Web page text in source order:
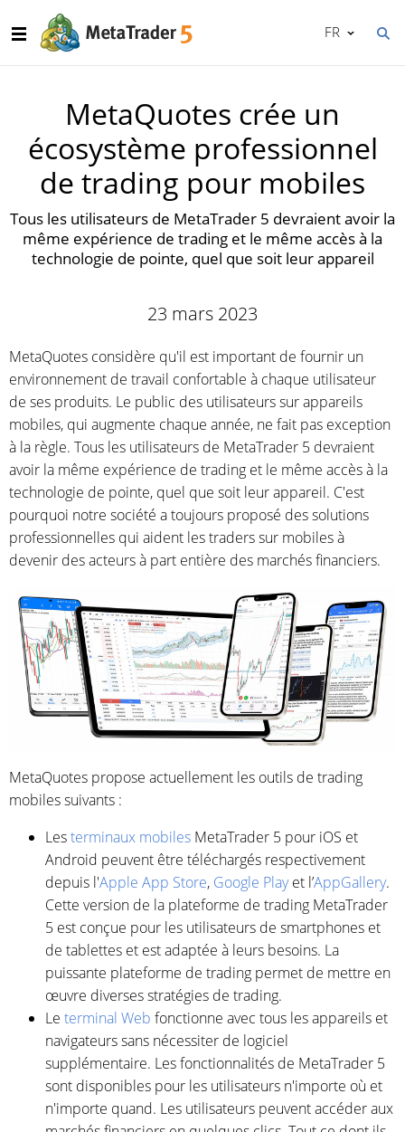
FR
MetaQuotes crée un
écosystème professionnel
de trading pour mobiles
Tous les utilisateurs de MetaTrader 5 devraient avoir la
même expérience de trading et le même accès à la
technologie de pointe, quel que soit leur appareil
23 mars 2023
MetaQuotes considère qu'il est important de fournir un
environnement de travail confortable à chaque utilisateur
de ses produits. Le public des utilisateurs sur appareils
mobiles, qui augmente chaque année, ne fait pas exception
à la règle. Tous les utilisateurs de MetaTrader 5 devraient
avoir la même expérience de trading et le même accès à la
technologie de pointe, quel que soit leur appareil. C'est
pourquoi notre société a toujours proposé des solutions
professionnelles qui aident les traders sur mobiles à
devenir des acteurs à part entière des marchés financiers.
MetaQuotes propose actuellement les outils de trading
mobiles suivants :
Lesterminaux mobiles MetaTrader 5 pour iOS et
Android peuvent être téléchargés respectivement
depuis l'Apple App Store, Google Playet l’AppGallery.
Cette version de la plateforme de trading MetaTrader
5 est conçue pour les utilisateurs de smartphones et
de tablettes et est adaptée à leurs besoins. La
puissante plateforme de trading permet de mettre en
œuvre diverses stratégies de trading.
Le terminal Web fonctionne avec tous les appareils et
navigateurs sans nécessiter de logiciel
supplémentaire. Les fonctionnalités de MetaTrader 5
sont disponibles pour les utilisateurs n'importe où et
n'importe quand. Les utilisateurs peuvent accéder aux